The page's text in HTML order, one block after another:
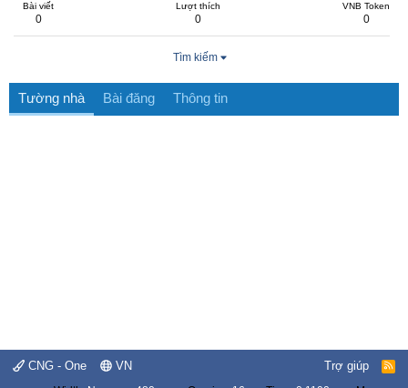
Bài viết
0
Lượt thích
0
VNB Token
0
Tìm kiếm
Tường nhà Bài đăng Thông tin
CNG - One VN Trợ giúp
R